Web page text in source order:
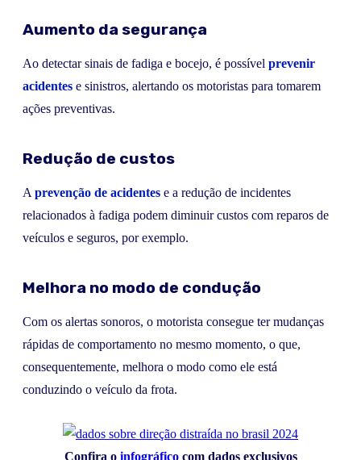
Aumento da segurança
Ao detectar sinais de fadiga e bocejo, é possível prevenir
acidentes e sinistros, alertando os motoristas para tomarem
ações preventivas.
Redução de custos
A prevenção de acidentes e a redução de incidentes
relacionados à fadiga podem diminuir custos com reparos de
veículos e seguros, por exemplo.
Melhora no modo de condução
Com os alertas sonoros, o motorista consegue ter mudanças
rápidas de comportamento no mesmo momento, o que,
consequentemente, melhora o modo como ele está
conduzindo o veículo da frota.
Confira o infográficocom dados exclusivos